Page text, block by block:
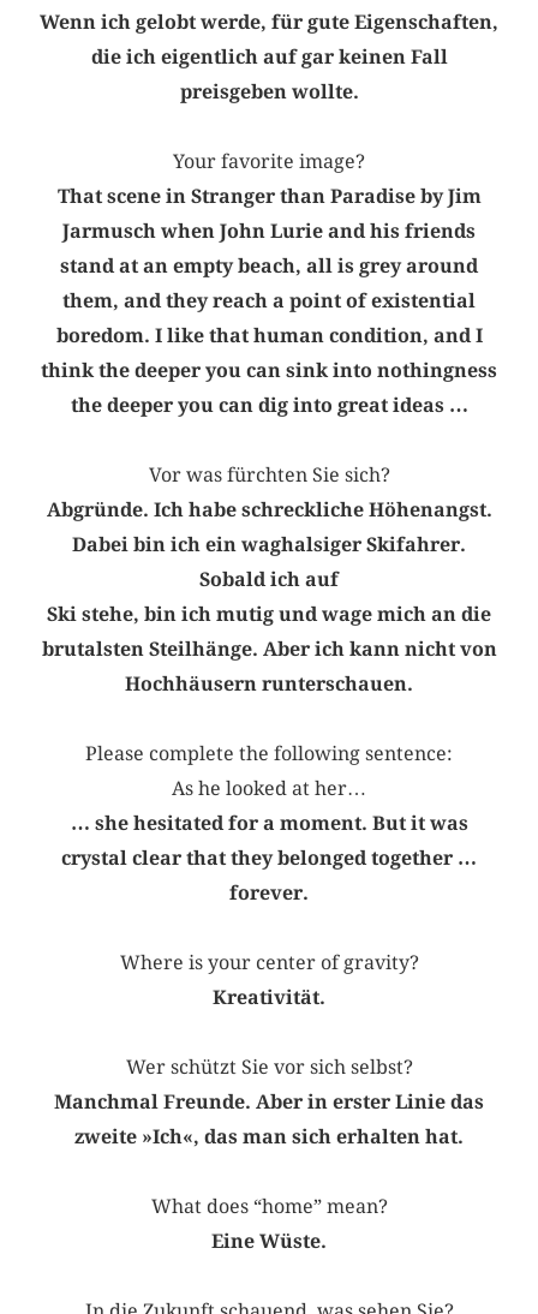
Wenn ich gelobt werde, für gute Eigenschaften,
die ich eigentlich auf gar keinen Fall
preisgeben wollte.
Your favorite image?
That scene in Stranger than Paradise by Jim
Jarmusch when John Lurie and his friends
stand at an empty beach, all is grey around
them, and they reach a point of existential
boredom. I like that human condition, and I
think the deeper you can sink into nothingness
the deeper you can dig into great ideas …
Vor was fürchten Sie sich?
Abgründe. Ich habe schreckliche Höhenangst.
Dabei bin ich ein waghalsiger Skifahrer.
Sobald ich auf
Ski stehe, bin ich mutig und wage mich an die
brutalsten Steilhänge. Aber ich kann nicht von
Hochhäusern runterschauen.
Please complete the following sentence:
As he looked at her…
… she hesitated for a moment. But it was
crystal clear that they belonged together …
forever.
Where is your center of gravity?
Kreativität.
Wer schützt Sie vor sich selbst?
Manchmal Freunde. Aber in erster Linie das
zweite »Ich«, das man sich erhalten hat.
What does “home” mean?
Eine Wüste.